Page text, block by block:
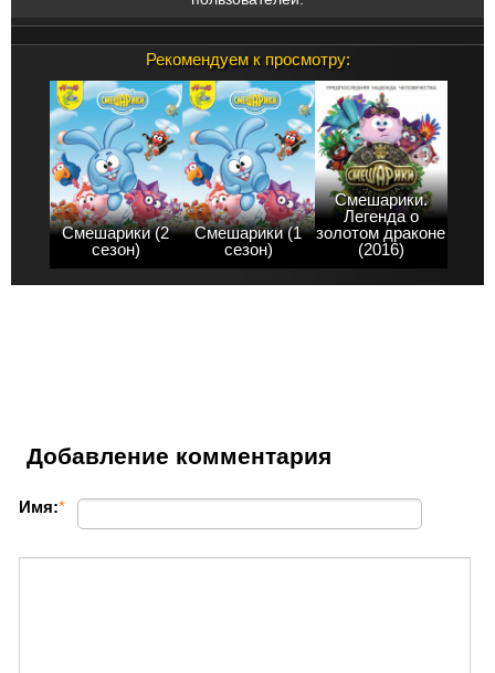
Рекомендуем к просмотру:
Смешарики (2
сезон)
Смешарики (1
сезон)
Смешарики.
Легенда о
золотом драконе
(2016)
Добавление комментария
Имя:*